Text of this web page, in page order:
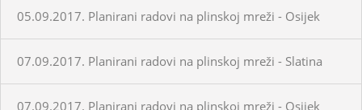
05.09.2017. Planirani radovi na plinskoj mreži - Osijek
07.09.2017. Planirani radovi na plinskoj mreži - Slatina
07.09.2017. Planirani radovi na plinskoj mreži - Osijek